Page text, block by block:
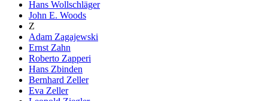
Hans Wollschläger
John E. Woods
Z
Adam Zagajewski
Ernst Zahn
Roberto Zapperi
Hans Zbinden
Bernhard Zeller
Eva Zeller